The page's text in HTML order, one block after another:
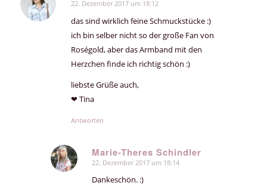
sagte:
22. Dezember 2017 um 18:12
das sind wirklich feine Schmuckstücke :)
ich bin selber nicht so der große Fan von
Roségold, aber das Armband mit den
Herzchen finde ich richtig schön :)
liebste Grüße auch,
❤ Tina
Antworten
Marie-Theres Schindler
sagte:
22. Dezember 2017 um 18:14
Dankeschön. :)